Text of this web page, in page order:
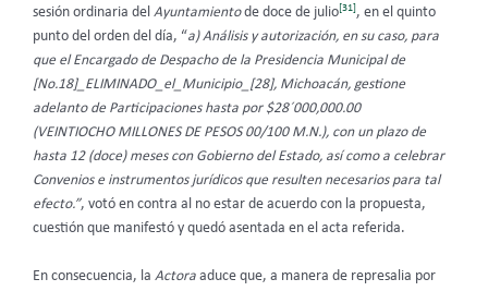
sesión ordinaria del Ayuntamientode doce de julio[31], en el quinto
punto del orden del día, “a) Análisis y autorización, en su caso, para
que el Encargado de Despacho de la Presidencia Municipal de
[No.18]_ELIMINADO_el_Municipio_[28], Michoacán, gestione
adelanto de Participaciones hasta por $28´000,000.00
(VEINTIOCHO MILLONES DE PESOS 00/100 M.N.), con un plazo de
hasta 12 (doce) meses con Gobierno del Estado, así como a celebrar
Convenios e instrumentos jurídicos que resulten necesarios para tal
efecto.”, votó en contra al no estar de acuerdo con la propuesta,
cuestión que manifestó y quedó asentada en el acta referida.
En consecuencia, la Actora aduce que, a manera de represalia por